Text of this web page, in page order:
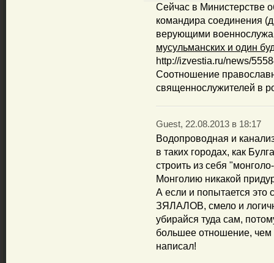
Сейчас в Министерстве
командира соединения
верующими
мусульманских и один
http://izvestia.ru/news/
Соотношение
священнослужителей в
Guest, 22.08.2013 в 18:17
Водопроводная и
в таких городах, как
строить из себя
Монголию никакой
А если и попытается это
ЗЯЛАЛОВ, смело и
убирайся туда сам,
большее отношение, чем
написал!